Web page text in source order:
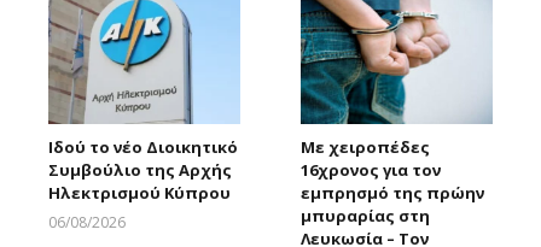
Ιδού το νέο Διοικητικό
Συμβούλιο της Αρχής
Ηλεκτρισμού Κύπρου
06/08/2026
Με χειροπέδες
16χρονος για τον
εμπρησμό της πρώην
μπυραρίας στη
Λευκωσία – Τον